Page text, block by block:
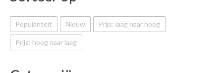
Populariteit Nieuw Prijs: laag naar hoog
Prijs: hoog naar laag